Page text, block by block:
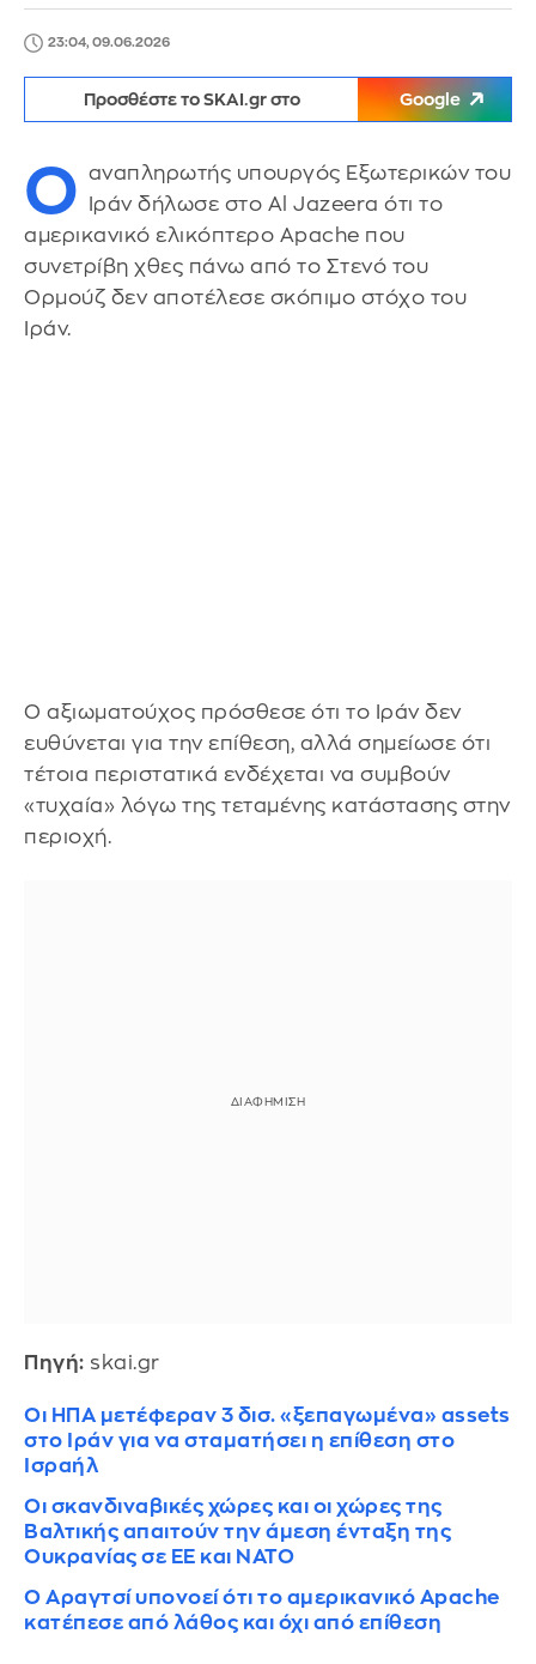
23:04, 09.06.2026
Προσθέστε το SKAI.gr στο Google
Ο αναπληρωτής υπουργός Εξωτερικών του
Ιράν δήλωσε στο Al Jazeera ότι το
αμερικανικό ελικόπτερο Apache που
συνετρίβη χθες πάνω από το Στενό του
Ορμούζ δεν αποτέλεσε σκόπιμο στόχο του
Ιράν.
Ο αξιωματούχος πρόσθεσε ότι το Ιράν δεν
ευθύνεται για την επίθεση, αλλά σημείωσε ότι
τέτοια περιστατικά ενδέχεται να συμβούν
«τυχαία» λόγω της τεταμένης κατάστασης στην
περιοχή.
Πηγή: skai.gr
Οι ΗΠΑ μετέφεραν 3 δισ. «ξεπαγωμένα» assets
στο Ιράν για να σταματήσει η επίθεση στο
Ισραήλ
Οι σκανδιναβικές χώρες και οι χώρες της
Βαλτικής απαιτούν την άμεση ένταξη της
Ουκρανίας σε ΕΕ και ΝΑΤΟ
Ο Αραγτσί υπονοεί ότι το αμερικανικό Apache
κατέπεσε από λάθος και όχι από επίθεση